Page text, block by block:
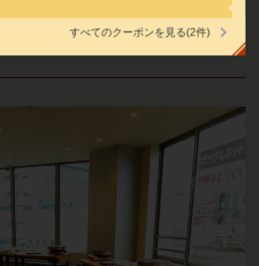
すべてのクーポンを見る(2件)
た店内はご宴会にもぴったり！
閉じる